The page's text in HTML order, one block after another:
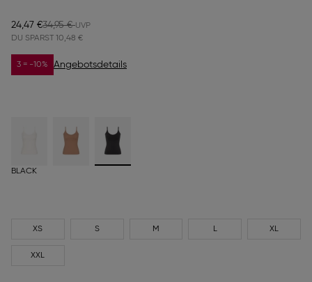
24,47 €34,95 €
DU SPARST 10,48 €
3 = -10% Angebotsdetails
BLACK
XS S M L XL
XXL